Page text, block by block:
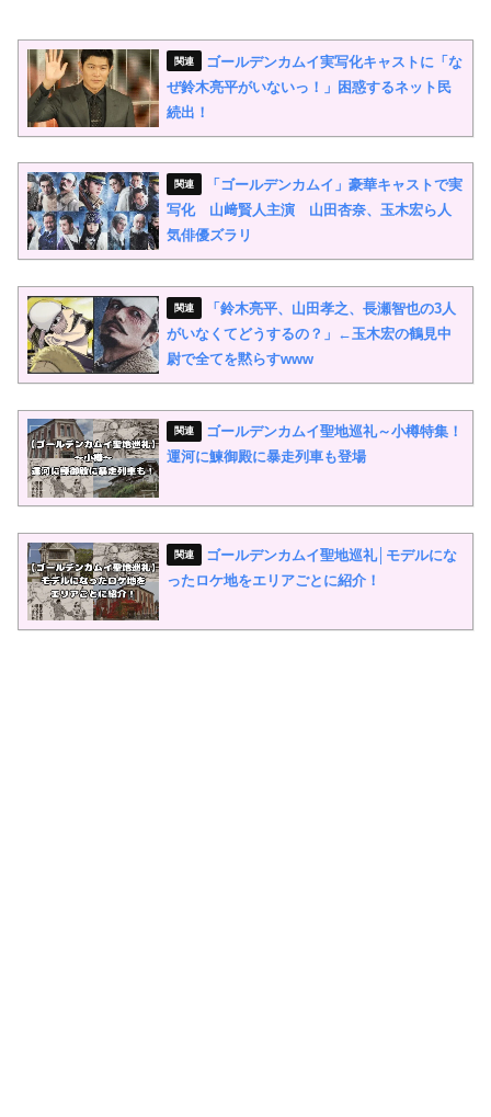
ゴールデンカムイ実写化キャストに「な
ぜ鈴木亮平がいないっ！」困惑するネット民
続出！
「ゴールデンカムイ」豪華キャストで実
写化 山﨑賢人主演 山田杏奈、玉木宏ら人
気俳優ズラリ
「鈴木亮平、山田孝之、長瀬智也の3人
がいなくてどうするの？」←玉木宏の鶴見中
尉で全てを黙らすwww
ゴールデンカムイ聖地巡礼～小樽特集！
運河に鰊御殿に暴走列車も登場
ゴールデンカムイ聖地巡礼│モデルにな
ったロケ地をエリアごとに紹介！